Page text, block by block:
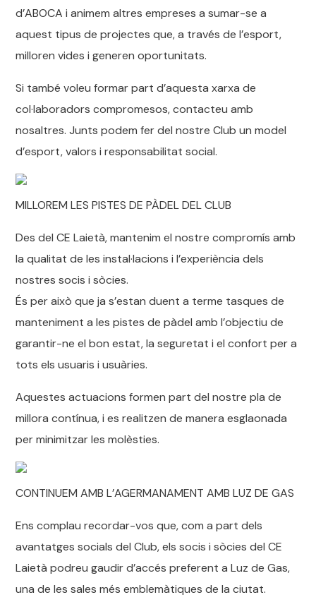
d’ABOCA i animem altres empreses a sumar-se a
aquest tipus de projectes que, a través de l’esport,
milloren vides i generen oportunitats.
Si també voleu formar part d’aquesta xarxa de
col·laboradors compromesos, contacteu amb
nosaltres. Junts podem fer del nostre Club un model
d’esport, valors i responsabilitat social.
MILLOREM LES PISTES DE PÀDEL DEL CLUB
Des del CE Laietà, mantenim el nostre compromís amb
la qualitat de les instal·lacions i l’experiència dels
nostres socis i sòcies.
És per això que ja s’estan duent a terme tasques de
manteniment a les pistes de pàdel amb l’objectiu de
garantir-ne el bon estat, la seguretat i el confort per a
tots els usuaris i usuàries.
Aquestes actuacions formen part del nostre pla de
millora contínua, i es realitzen de manera esglaonada
per minimitzar les molèsties.
CONTINUEM AMB L’AGERMANAMENT AMB LUZ DE GAS
Ens complau recordar-vos que, com a part dels
avantatges socials del Club, els socis i sòcies del CE
Laietà podreu gaudir d’accés preferent a Luz de Gas,
una de les sales més emblemàtiques de la ciutat.